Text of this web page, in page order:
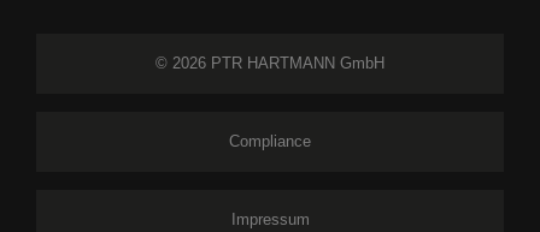
© 2026 PTR HARTMANN GmbH
Compliance
Impressum